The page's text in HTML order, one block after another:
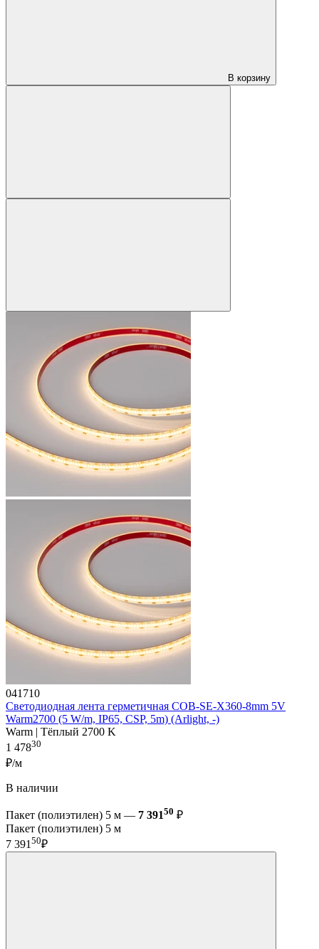
В корзину
041710
Светодиодная лента герметичная COB-SE-X360-8mm 5V
Warm2700 (5 W/m, IP65, CSP, 5m) (Arlight, -)
Warm | Тёплый 2700 K
1 47830
₽/м
В наличии
Пакет (полиэтилен) 5 м — 7 39150 ₽
Пакет (полиэтилен) 5 м
7 39150₽